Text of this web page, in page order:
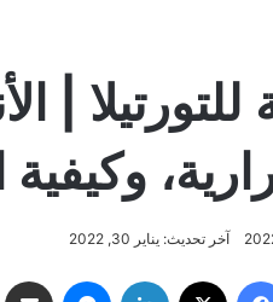
للتورتيلا |
وكيفية
آخر تحديث: يناير 30, 2022
فيسبوك لينكدإن ماسنجر